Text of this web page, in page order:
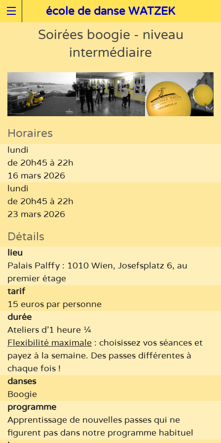
école de danse WATZEK
Soirées boogie - niveau
intermédiaire
Horaires
lundi
de 20h45 à 22h
16 mars 2026
lundi
de 20h45 à 22h
23 mars 2026
Détails
lieu
Palais Palffy : 1010 Wien, Josefsplatz 6, au
premier étage
tarif
15 euros par personne
durée
Ateliers d'1 heure ¼
Flexibilité maximale : choisissez vos séances et
payez à la semaine. Des passes différentes à
chaque fois !
danses
Boogie
programme
Apprentissage de nouvelles passes qui ne
figurent pas dans notre programme habituel